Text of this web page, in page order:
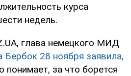
курса
недель.
глава немецкого МИД
Бербок 28 ноября заявила,
понимает, за что борется